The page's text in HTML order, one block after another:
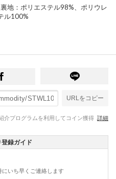
地：ポリエステル98%、ポリウレ
ル100%
URLをコピー
介プログラムを利用してコイン獲得 詳細
録ガイド
いち早くご連絡します